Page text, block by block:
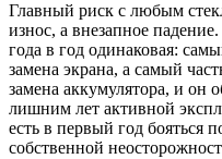
Главный риск с любым
износ, а внезапное
года в год одинаковая:
замена экрана, а самый
замена аккумулятора, и он
лишним лет активной
есть в первый год бояться
собственной